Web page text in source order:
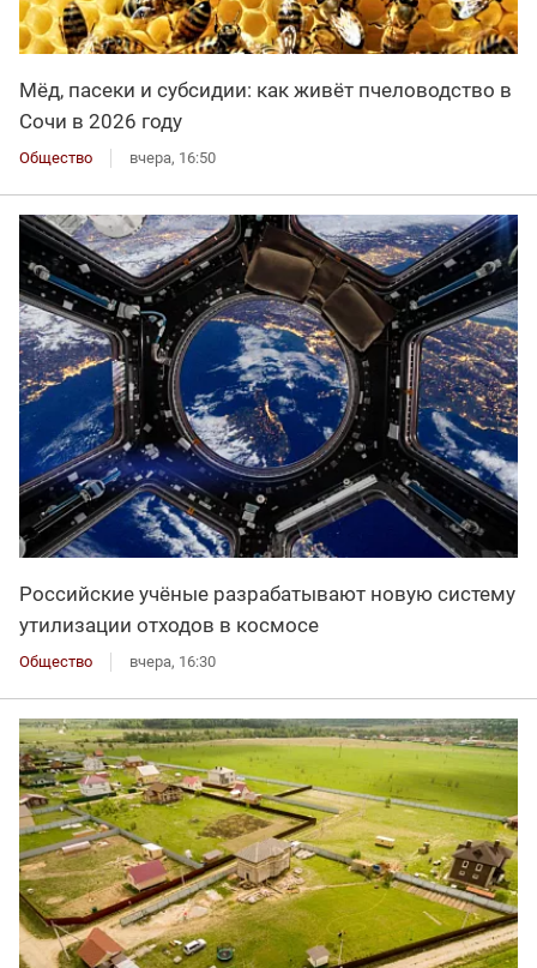
Мёд, пасеки и субсидии: как живёт пчеловодство в
Сочи в 2026 году
Общество вчера, 16:50
Российские учёные разрабатывают новую систему
утилизации отходов в космосе
Общество вчера, 16:30